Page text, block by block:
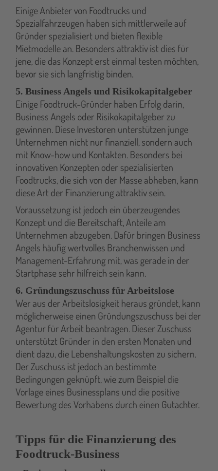
Einige Anbieter von Foodtrucks und
Spezialfahrzeugen haben sich mittlerweile auf
Gründer spezialisiert und bieten flexible
Mietmodelle an. Besonders attraktiv ist dies für
jene, die das Konzept erst einmal testen möchten,
bevor sie sich langfristig binden.
5. Business Angels und Risikokapitalgeber
Einige Foodtruck-Gründer haben Erfolg darin,
Business Angels oder Risikokapitalgeber zu
gewinnen. Diese Investoren unterstützen junge
Unternehmen nicht nur finanziell, sondern auch
mit Know-how und Kontakten. Besonders bei
innovativen Konzepten oder spezialisierten
Foodtrucks, die sich von der Masse abheben, kann
diese Art der Finanzierung attraktiv sein.
Voraussetzung ist jedoch ein überzeugendes
Konzept und die Bereitschaft, Anteile am
Unternehmen abzugeben. Dafür bringen Business
Angels häufig wertvolles Branchenwissen und
Management-Erfahrung mit, was gerade in der
Startphase sehr hilfreich sein kann.
6. Gründungszuschuss für Arbeitslose
Wer aus der Arbeitslosigkeit heraus gründet, kann
möglicherweise einen Gründungszuschuss bei der
Agentur für Arbeit beantragen. Dieser Zuschuss
unterstützt Gründer in den ersten Monaten und
dient dazu, die Lebenshaltungskosten zu sichern.
Der Zuschuss ist jedoch an bestimmte
Bedingungen geknüpft, wie zum Beispiel die
Vorlage eines Businessplans und die positive
Bewertung des Vorhabens durch einen Gutachter.
Tipps für die Finanzierung des
Foodtruck-Business